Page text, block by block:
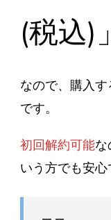
(税込)」
なので、購入
です。
初回解約可能な
いう方でも安心